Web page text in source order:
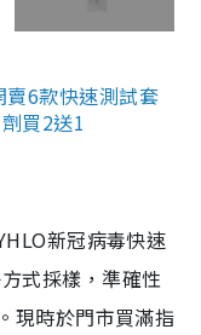
6款快速測試套
買2送1
新冠病毒快速
式採樣，準確性
現時於門市買滿指